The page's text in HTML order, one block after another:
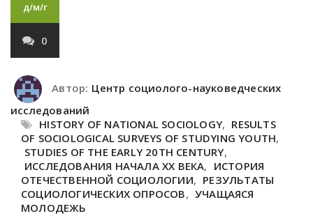
д/м/г
0
Автор: Центр социолого-науковедческих
исследований
HISTORY OF NATIONAL SOCIOLOGY, RESULTS
OF SOCIOLOGICAL SURVEYS OF STUDYING YOUTH,
STUDIES OF THE EARLY 20TH CENTURY,
ИССЛЕДОВАНИЯ НАЧАЛА XX ВЕКА, ИСТОРИЯ
ОТЕЧЕСТВЕННОЙ СОЦИОЛОГИИ, РЕЗУЛЬТАТЫ
СОЦИОЛОГИЧЕСКИХ ОПРОСОВ, УЧАЩАЯСЯ
МОЛОДЕЖЬ